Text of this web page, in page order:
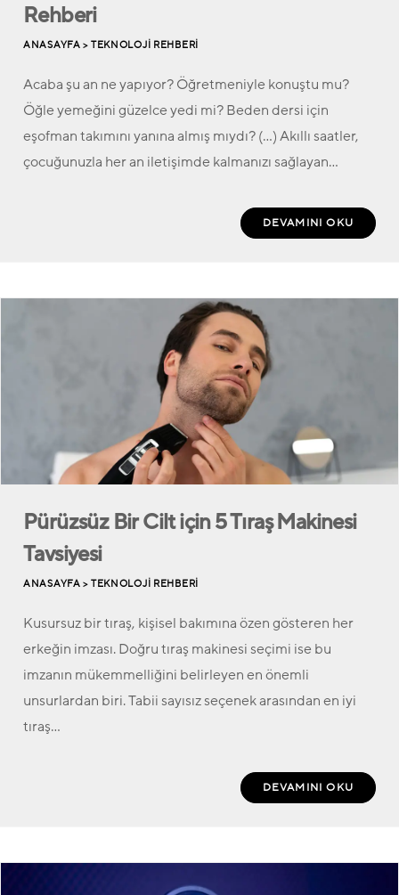
Rehberi
ANASAYFA > TEKNOLOJI REHBERI
Acaba şu an ne yapıyor? Öğretmeniyle konuştu mu?
Öğle yemeğini güzelce yedi mi? Beden dersi için
eşofman takımını yanına almış mıydı? (…) Akıllı saatler,
çocuğunuzla her an iletişimde kalmanızı sağlayan…
DEVAMINI OKU
Pürüzsüz Bir Cilt için 5 Tıraş Makinesi
Tavsiyesi
ANASAYFA > TEKNOLOJI REHBERI
Kusursuz bir tıraş, kişisel bakımına özen gösteren her
erkeğin imzası. Doğru tıraş makinesi seçimi ise bu
imzanın mükemmelliğini belirleyen en önemli
unsurlardan biri. Tabii sayısız seçenek arasından en iyi
tıraş…
DEVAMINI OKU